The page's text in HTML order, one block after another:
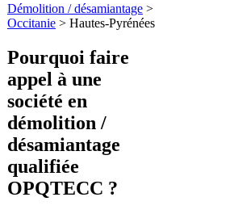
Démolition / désamiantage >
Occitanie > Hautes-Pyrénées
Pourquoi faire
appel à une
société en
démolition /
désamiantage
qualifiée
OPQTECC ?